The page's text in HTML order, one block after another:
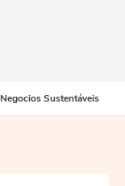
Negocios Sustentáveis